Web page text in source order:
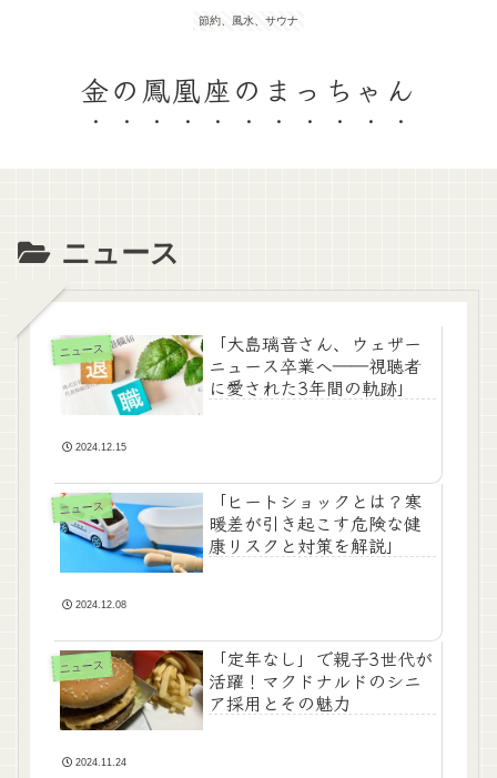
節約、風水、サウナ
金の鳳凰座のまっちゃん
ニュース
ニュース
「大島璃音さん、ウェザー
ニュース卒業へ――視聴者
に愛された3年間の軌跡」
2024.12.15
ニュース
「ヒートショックとは？寒
暖差が引き起こす危険な健
康リスクと対策を解説」
2024.12.08
ニュース
「定年なし」で親子3世代が
活躍！マクドナルドのシニ
ア採用とその魅力
2024.11.24